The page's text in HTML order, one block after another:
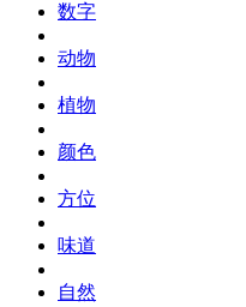
数字
动物
植物
颜色
方位
味道
自然